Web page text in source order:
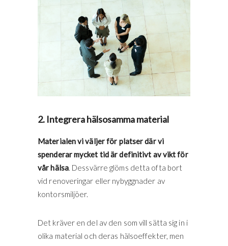
2. Integrera hälsosamma material
Materialen vi väljer för platser där vi
spenderar mycket tid är definitivt av vikt för
vår hälsa. Dessvärre glöms detta ofta bort
vid renoveringar eller nybyggnader av
kontorsmiljöer.
Det kräver en del av den som vill sätta sig in i
olika material och deras hälsoeffekter, men